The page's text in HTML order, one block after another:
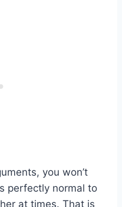
you won’t
perfectly normal to
at times. That is